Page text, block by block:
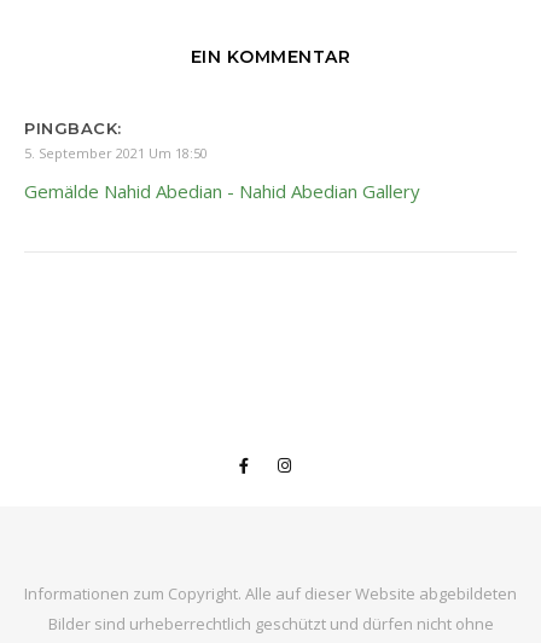
EIN KOMMENTAR
PINGBACK:
5. September 2021 Um 18:50
Gemälde Nahid Abedian - Nahid Abedian Gallery
Informationen zum Copyright. Alle auf dieser Website abgebildeten
Bilder sind urheberrechtlich geschützt und dürfen nicht ohne